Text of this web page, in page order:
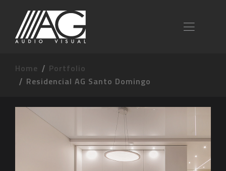
Home
Portfolio
Residencial AG Santo Domingo